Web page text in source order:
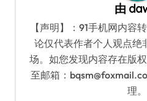
由
【声明】：91手机网内容
论仅代表作者个人观点绝
场。如您发现内容存在版
至邮箱：
理。